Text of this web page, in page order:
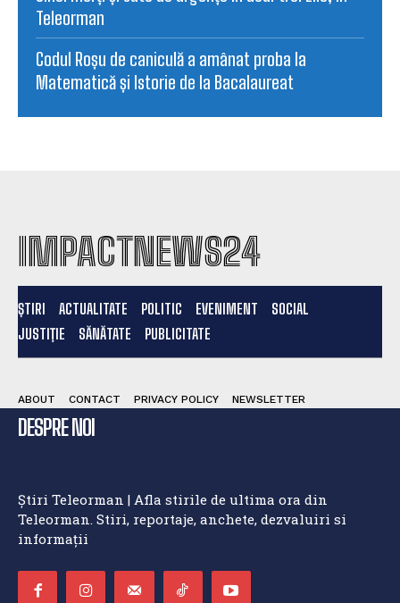
Teleorman
Codul Roșu de caniculă a amânat proba la
Matematică și Istorie de la Bacalaureat
IMPACTNEWS24
ȘTIRI ACTUALITATE POLITIC EVENIMENT
SOCIAL
JUSTIȚIE
SĂNĂTATE PUBLICITATE
ABOUT CONTACT PRIVACY POLICY NEWSLETTER
DESPRE NOI
Știri Teleorman | Afla stirile de ultima ora din
Teleorman. Stiri, reportaje, anchete, dezvaluiri si
informații